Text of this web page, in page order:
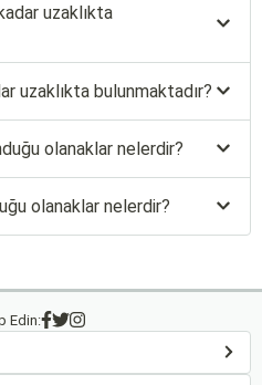
uzaklıkta
uzaklıkta bulunmaktadır?
olanaklar nelerdir?
olanaklar nelerdir?
Edin: